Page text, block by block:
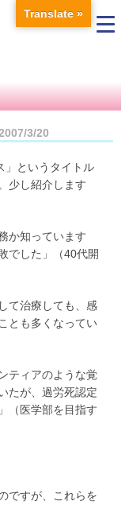
3/20
」というタイトル
少し紹介します
か知っています
でした」（40代開
て治療しても、感
とも多くなってい
ティアのような覚
たが、過労死認定
（医学部を目指す
ですが、これらを
Translate »